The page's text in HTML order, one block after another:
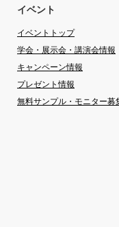
イベント
イベントトップ
学会・展示会・講演会情報
キャンペーン情報
プレゼント情報
無料サンプル・モニター募